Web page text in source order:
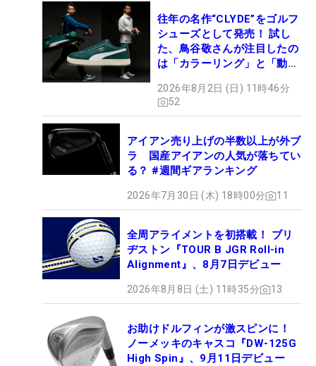
往年の名作“CLYDE”をゴルフ
シューズとして発売！ 試し
た、鳥谷敬さんが注目したの
は「カラーリング」と「動き
2026年8月2日 (日) 11時46分
52
アイアン売り上げの半数以上が外ブ
ラ 国産アイアンの人気が落ちてい
る？ #週間ギアランキング
2026年7月30日 (木) 18時00分 11
全周アライメントを初搭載！ ブリ
ヂストン『TOUR B JGR Roll-in
Alignment』、8月7日デビュー
2026年8月8日 (土) 11時35分 13
お助けドルフィンが激スピンに！
ノーメッキのキャスコ『DW-125G
High Spin』、9月11日デビュー